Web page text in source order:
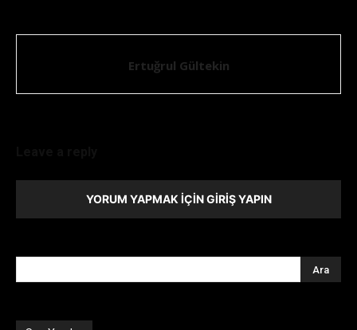
Ertuğrul Gültekin
YORUM YAPMAK İÇIN GIRIŞ YAPIN